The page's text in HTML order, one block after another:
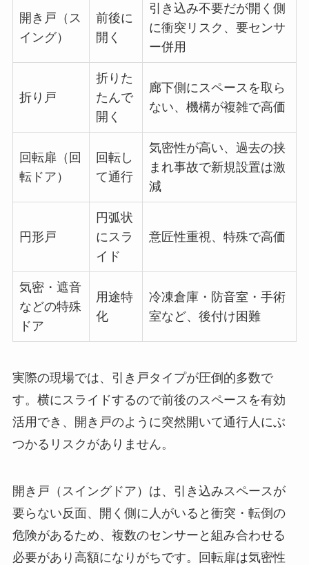
開き戸（ス
イング）
前後に
開く
引き込み不要だが開く側
に衝突リスク、要センサ
ー併用
折り戸
折りた
たんで
開く
廊下側にスペースを取ら
ない、機構が複雑で高価
回転扉（回
転ドア）
回転し
て通行
気密性が高い、過去の挟
まれ事故で新規設置は激
減
円形戸
円弧状
にスラ
イド
意匠性重視、特殊で高価
気密・遮音
などの特殊
ドア
用途特
化
冷凍倉庫・防音室・手術
室など、後付け困難
実際の現場では、引き戸タイプが圧倒的多数で
す。横にスライドするので前後のスペースを有効
活用でき、開き戸のように突然開いて通行人にぶ
つかるリスクがありません。
開き戸（スイングドア）は、引き込みスペースが
要らない反面、開く側に人がいると衝突・転倒の
危険があるため、複数のセンサーと組み合わせる
必要があり高額になりがちです。回転扉は気密性